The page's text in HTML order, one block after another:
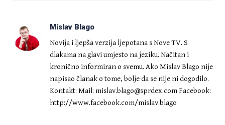
Mislav Blago
Novija i ljepša verzija ljepotana s Nove TV. S
dlakama na glavi umjesto na jeziku. Načitan i
kronično informiran o svemu. Ako Mislav Blago nije
napisao članak o tome, bolje da se nije ni dogodilo.
Kontakt: Mail: mislav.blago@sprdex.com Facebook:
http://www.facebook.com/mislav.blago